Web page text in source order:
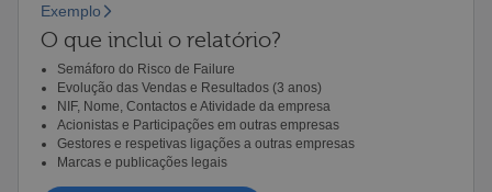
Exemplo
O que inclui o relatório?
Semáforo do Risco de Failure
Evolução das Vendas e Resultados (3 anos)
NIF, Nome, Contactos e Atividade da empresa
Acionistas e Participações em outras empresas
Gestores e respetivas ligações a outras empresas
Marcas e publicações legais